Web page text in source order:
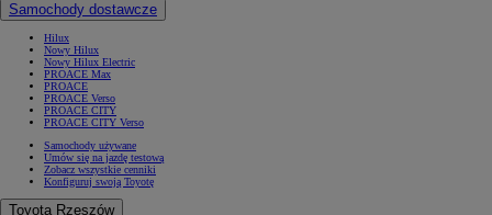
Samochody dostawcze
Hilux
Nowy Hilux
Nowy Hilux Electric
PROACE Max
PROACE
PROACE Verso
PROACE CITY
PROACE CITY Verso
Samochody używane
Umów się na jazdę testową
Zobacz wszystkie cenniki
Konfiguruj swoją Toyotę
Toyota Rzeszów